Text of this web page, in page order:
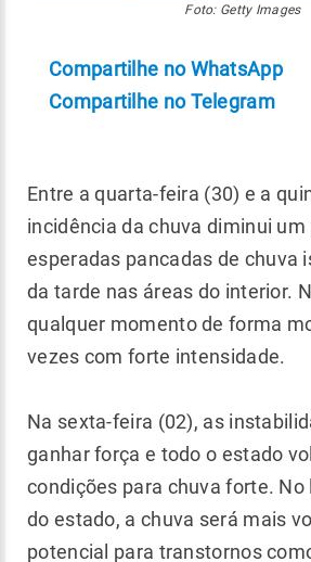
Foto: Getty Images
Compartilhe no WhatsApp
Compartilhe no Telegram
Entre a quarta-feira (30) e a
incidência da chuva diminui
esperadas pancadas de chuva
da tarde nas áreas do interior.
qualquer momento de forma
vezes com forte intensidade.
Na sexta-feira (02), as
ganhar força e todo o estado
condições para chuva forte. No
do estado, a chuva será mais
potencial para transtornos